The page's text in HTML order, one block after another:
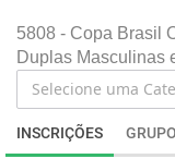
5808 - Copa Brasil
Duplas Masculinas
INSCRIÇÕES